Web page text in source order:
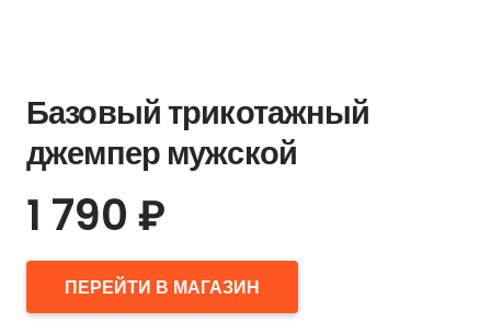
Базовый трикотажный
джемпер мужской
1 790 ₽
ПЕРЕЙТИ В МАГАЗИН